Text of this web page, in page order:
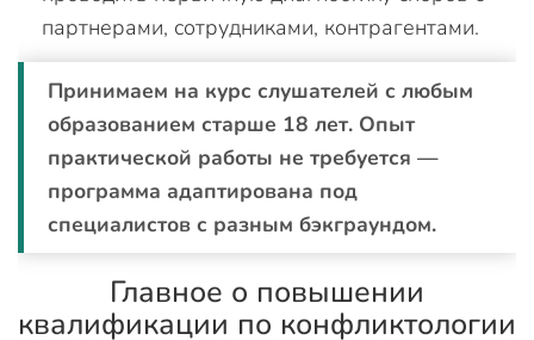
партнерами, сотрудниками, контрагентами.
Принимаем на курс слушателей с любым
образованием старше 18 лет. Опыт
практической работы не требуется —
программа адаптирована под
специалистов с разным бэкграундом.
Главное о повышении
квалификации по конфликтологии